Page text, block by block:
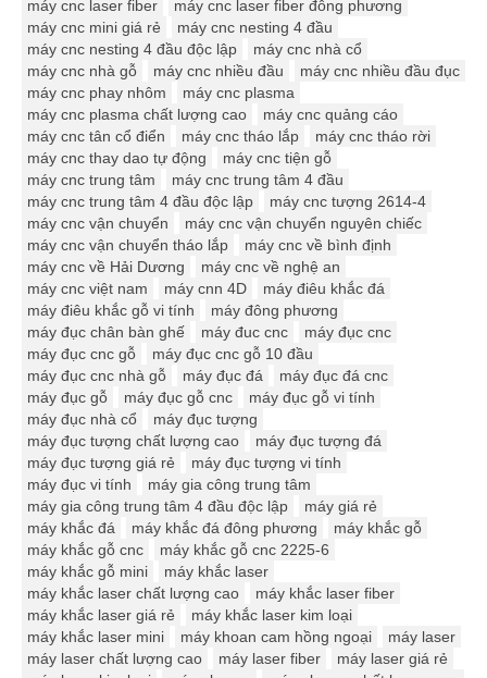
máy cnc laser fiber
máy cnc laser fiber đông phương
máy cnc mini giá rẻ
máy cnc nesting 4 đầu
máy cnc nesting 4 đầu độc lập
máy cnc nhà cổ
máy cnc nhà gỗ
máy cnc nhiều đầu
máy cnc nhiều đầu đục
máy cnc phay nhôm
máy cnc plasma
máy cnc plasma chất lượng cao
máy cnc quảng cáo
máy cnc tân cổ điển
máy cnc tháo lắp
máy cnc tháo rời
máy cnc thay dao tự động
máy cnc tiện gỗ
máy cnc trung tâm
máy cnc trung tâm 4 đầu
máy cnc trung tâm 4 đầu độc lập
máy cnc tượng 2614-4
máy cnc vận chuyển
máy cnc vận chuyển nguyên chiếc
máy cnc vận chuyển tháo lắp
máy cnc về bình định
máy cnc về Hải Dương
máy cnc về nghệ an
máy cnc việt nam
máy cnn 4D
máy điêu khắc đá
máy điêu khắc gỗ vi tính
máy đông phương
máy đục chân bàn ghế
máy đuc cnc
máy đục cnc
máy đục cnc gỗ
máy đục cnc gỗ 10 đầu
máy đục cnc nhà gỗ
máy đục đá
máy đục đá cnc
máy đục gỗ
máy đục gỗ cnc
máy đục gỗ vi tính
máy đục nhà cổ
máy đục tượng
máy đục tượng chất lượng cao
máy đục tượng đá
máy đục tượng giá rẻ
máy đục tượng vi tính
máy đục vi tính
máy gia công trung tâm
máy gia công trung tâm 4 đầu độc lập
máy giá rẻ
máy khắc đá
máy khắc đá đông phương
máy khắc gỗ
máy khắc gỗ cnc
máy khắc gỗ cnc 2225-6
máy khắc gỗ mini
máy khắc laser
máy khắc laser chất lượng cao
máy khắc laser fiber
máy khắc laser giá rẻ
máy khắc laser kim loại
máy khắc laser mini
máy khoan cam hồng ngoại
máy laser
máy laser chất lượng cao
máy laser fiber
máy laser giá rẻ